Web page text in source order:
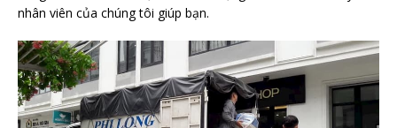
nhân viên của chúng tôi giúp bạn.